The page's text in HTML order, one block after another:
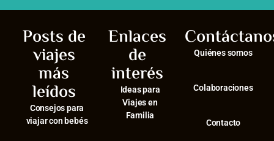
Posts de
viajes
más
leídos
Consejos para
viajar con bebés
Enlaces
de
interés
Ideas para
Viajes en
Familia
Quiénes somos
Colaboraciones
Contacto